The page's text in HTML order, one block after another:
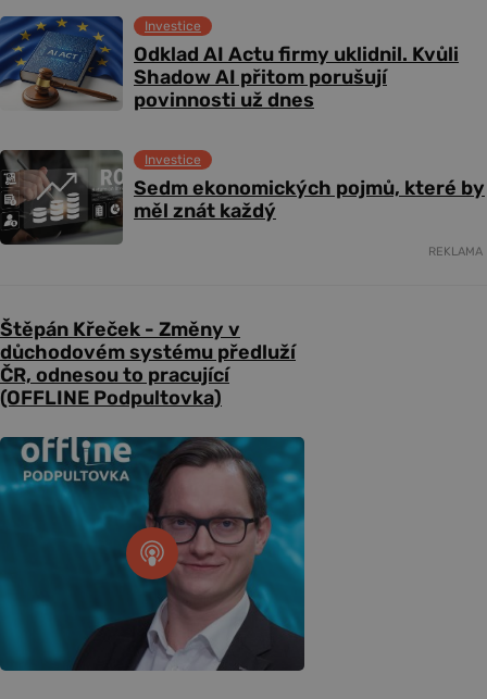
Odklad AI Actu firmy uklidnil. Kvůli
Shadow AI přitom porušují
povinnosti už dnes
Investice
Sedm ekonomických pojmů, které by
měl znát každý
Investice
REKLAMA
Štěpán Křeček - Změny v
důchodovém systému předluží
ČR, odnesou to pracující
(OFFLINE Podpultovka)